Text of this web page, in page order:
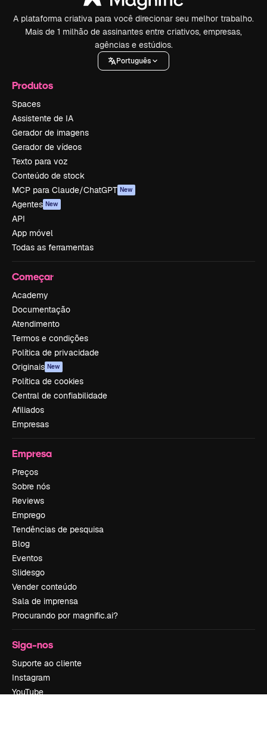
A plataforma criativa para você direcionar seu melhor trabalho.
Mais de 1 milhão de assinantes entre criativos, empresas,
agências e estúdios.
Português
Produtos
Spaces
Assistente de IA
Gerador de imagens
Gerador de vídeos
Texto para voz
Conteúdo de stock
MCP para Claude/ChatGPT New
Agentes New
API
App móvel
Todas as ferramentas
Começar
Academy
Documentação
Atendimento
Termos e condições
Política de privacidade
Originais New
Política de cookies
Central de confiabilidade
Afiliados
Empresas
Empresa
Preços
Sobre nós
Reviews
Emprego
Tendências de pesquisa
Blog
Eventos
Slidesgo
Vender conteúdo
Sala de imprensa
Procurando por magnific.ai?
Siga-nos
Suporte ao cliente
Instagram
YouTube